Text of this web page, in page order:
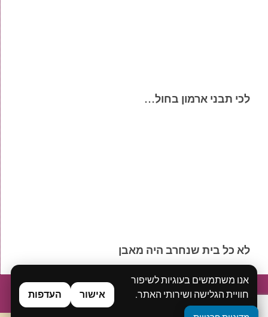
לכי תבני ארמון בחול…
לא כל בית שנחרב היה מאבן
בית אודות ייעוץ ואימון אישי סדנאות הרצאות
ספרים ואסופות דיגיטליות
מן התקשורת יצירת קשר
אנו משתמשים בעוגיות לשיפור
חוויית הגלישה ושירותי האתר.
מדיניות פרטיות
אישור העדפות